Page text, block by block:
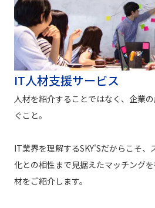
IT人材支援サービス
人材を紹介することではなく、企業
ぐこと。
IT業界を理解するSKY'Sだからこそ
化との相性まで見据えたマッチング
材をご紹介します。